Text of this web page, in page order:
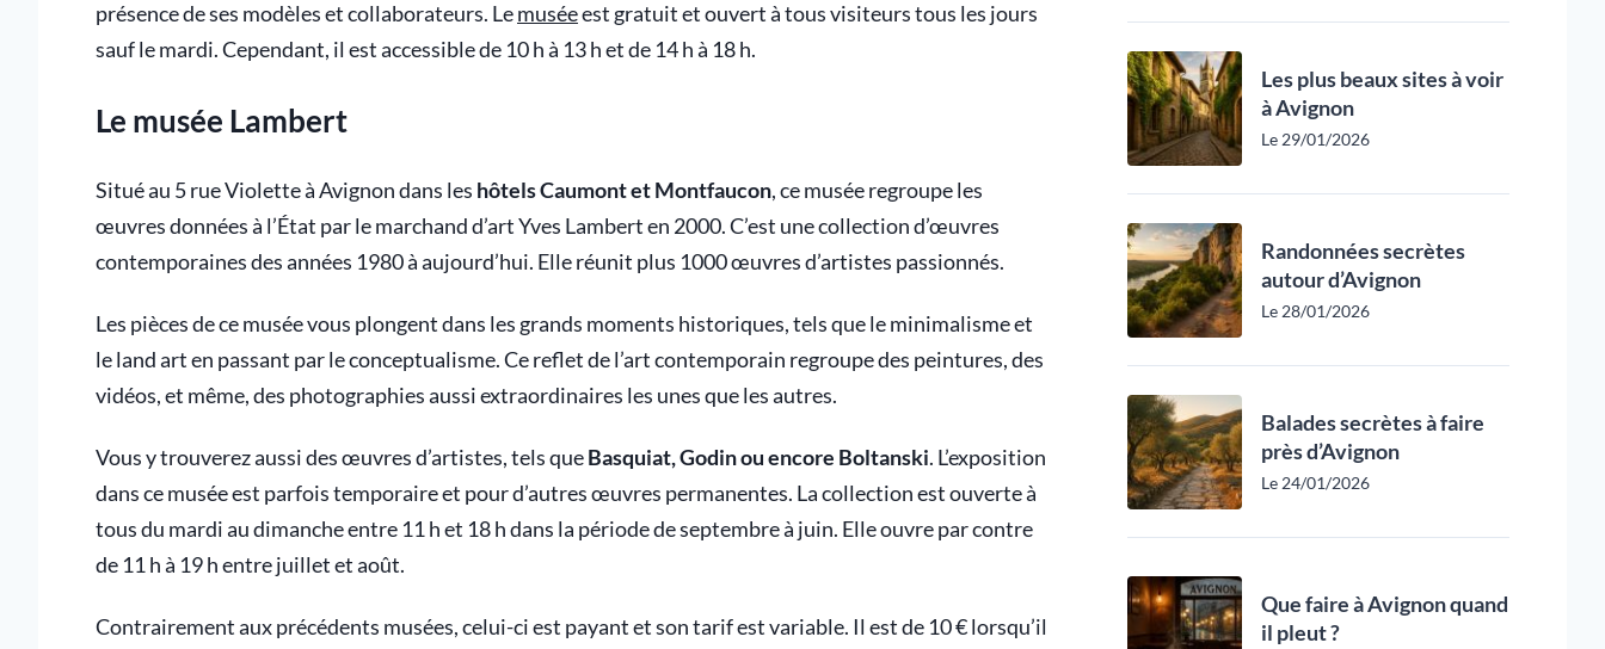
présence de ses modèles et collaborateurs. Lemuséeest gratuit et ouvert à tous visiteurs tous les jours
sauf le mardi. Cependant, il est accessible de 10 h à 13 h et de 14 h à 18 h.
Le musée Lambert
Situé au 5 rue Violette à Avignon dans les hôtels Caumont et Montfaucon, ce musée regroupe les
œuvres données à l’État par le marchand d’art Yves Lambert en 2000. C’est une collection d’œuvres
contemporaines des années 1980 à aujourd’hui. Elle réunit plus 1000 œuvres d’artistes passionnés.
Les pièces de ce musée vous plongent dans les grands moments historiques, tels que le minimalisme et
le land art en passant par le conceptualisme. Ce reflet de l’art contemporain regroupe des peintures, des
vidéos, et même, des photographies aussi extraordinaires les unes que les autres.
Vous y trouverez aussi des œuvres d’artistes, tels queBasquiat, Godin ou encore Boltanski. L’exposition
dans ce musée est parfois temporaire et pour d’autres œuvres permanentes. La collection est ouverte à
tous du mardi au dimanche entre 11 h et 18 h dans la période de septembre à juin. Elle ouvre par contre
de 11 h à 19 h entre juillet et août.
Contrairement aux précédents musées, celui-ci est payant et son tarif est variable. Il est de 10 € lorsqu’il
Les plus beaux sites à voir
à Avignon
Le 29/01/2026
Randonnées secrètes
autour d’Avignon
Le 28/01/2026
Balades secrètes à faire
près d’Avignon
Le 24/01/2026
Que faire à Avignon quand
il pleut ?